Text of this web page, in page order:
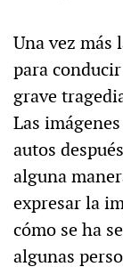
Una vez más
para
grave
Las
autos
alguna
expresar la
cómo se ha
algunas